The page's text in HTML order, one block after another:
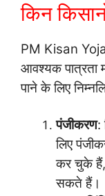
किन
PM Kisan
आवश्यक पात्रता
पाने के लिए
पंजीकरण:
लिए
कर चुके हैं,
सकते हैं।